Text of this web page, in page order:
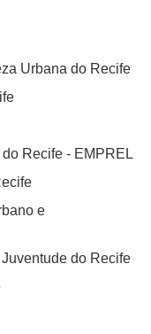
Urbana do Recife
Recife - EMPREL
e
do Recife